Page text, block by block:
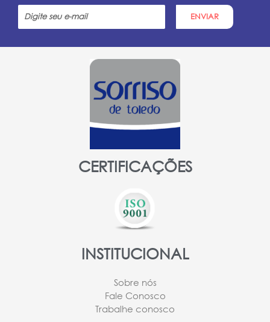
ENVIAR
CERTIFICAÇÕES
INSTITUCIONAL
Sobre nós
Fale Conosco
Trabalhe conosco